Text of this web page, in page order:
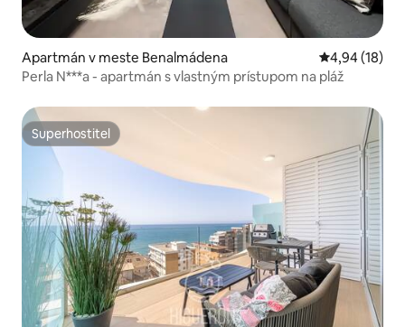
Apartmán v meste Benalmádena Priemerné
4,94 (18)
Perla N***a - apartmán s vlastným prístupom na pláž
Superhostiteľ
Superhostiteľ